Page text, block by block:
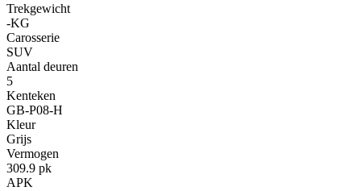
Trekgewicht
-KG
Carosserie
SUV
Aantal deuren
5
Kenteken
GB-P08-H
Kleur
Grijs
Vermogen
309.9 pk
APK